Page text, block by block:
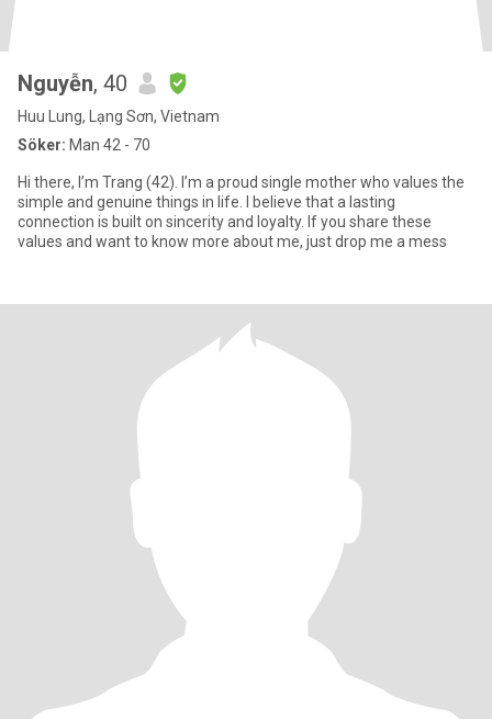
Nguyễn, 40
Huu Lung, Lạng Sơn, Vietnam
Söker: Man 42 - 70
Hi there, I’m Trang (42). I’m a proud single mother who values the
simple and genuine things in life. I believe that a lasting
connection is built on sincerity and loyalty. If you share these
values and want to know more about me, just drop me a mess